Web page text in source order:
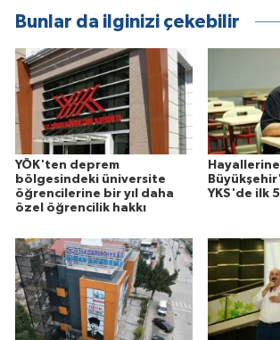
Bunlar da ilginizi çekebilir
YÖK'ten deprem
bölgesindeki üniversite
öğrencilerine bir yıl daha
özel öğrencilik hakkı
YKS'de ilk